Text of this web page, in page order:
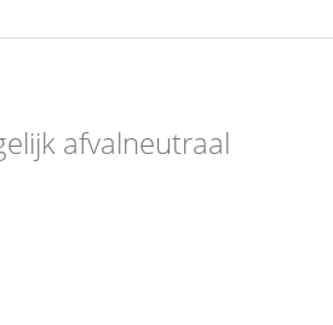
afvalneutraal